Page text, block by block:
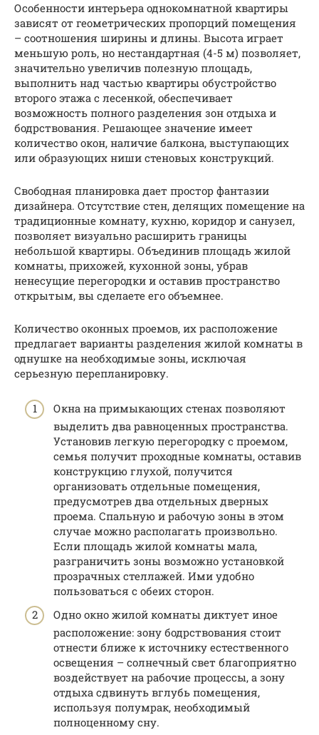
Особенности интерьера однокомнатной квартиры
зависят от геометрических пропорций помещения
– соотношения ширины и длины. Высота играет
меньшую роль, но нестандартная (4-5 м) позволяет,
значительно увеличив полезную площадь,
выполнить над частью квартиры обустройство
второго этажа с лесенкой, обеспечивает
возможность полного разделения зон отдыха и
бодрствования. Решающее значение имеет
количество окон, наличие балкона, выступающих
или образующих ниши стеновых конструкций.
Свободная планировка дает простор фантазии
дизайнера. Отсутствие стен, делящих помещение на
традиционные комнату, кухню, коридор и санузел,
позволяет визуально расширить границы
небольшой квартиры. Объединив площадь жилой
комнаты, прихожей, кухонной зоны, убрав
ненесущие перегородки и оставив пространство
открытым, вы сделаете его объемнее.
Количество оконных проемов, их расположение
предлагает варианты разделения жилой комнаты в
однушке на необходимые зоны, исключая
серьезную перепланировку.
Окна на примыкающих стенах позволяют
выделить два равноценных пространства.
Установив легкую перегородку с проемом,
семья получит проходные комнаты, оставив
конструкцию глухой, получится
организовать отдельные помещения,
предусмотрев два отдельных дверных
проема. Спальную и рабочую зоны в этом
случае можно располагать произвольно.
Если площадь жилой комнаты мала,
разграничить зоны возможно установкой
прозрачных стеллажей. Ими удобно
пользоваться с обеих сторон.
Одно окно жилой комнаты диктует иное
расположение: зону бодрствования стоит
отнести ближе к источнику естественного
освещения – солнечный свет благоприятно
воздействует на рабочие процессы, а зону
отдыха сдвинуть вглубь помещения,
используя полумрак, необходимый
полноценному сну.